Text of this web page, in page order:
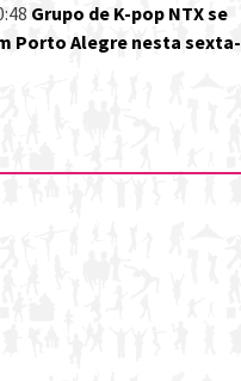
Grupo de K-pop NTX se
Porto Alegre nesta sexta-